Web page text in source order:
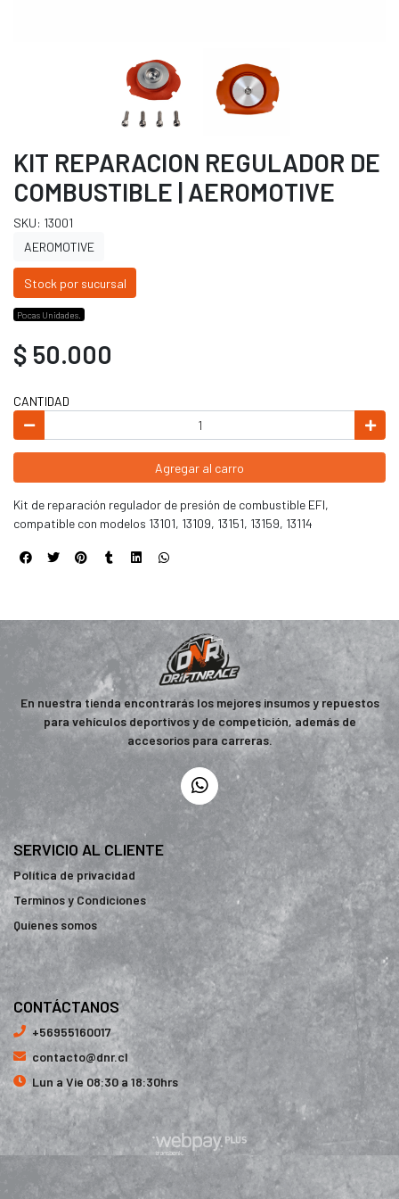
KIT REPARACION REGULADOR DE
COMBUSTIBLE | AEROMOTIVE
SKU: 13001
AEROMOTIVE
Stock por sucursal
Pocas Unidades.
$ 50.000
CANTIDAD
Agregar al carro
Kit de reparación regulador de presión de combustible EFI,
compatible con modelos 13101, 13109, 13151, 13159, 13114
En nuestra tienda encontrarás los mejores insumos y repuestos
para vehículos deportivos y de competición, además de
accesorios para carreras.
SERVICIO AL CLIENTE
Política de privacidad
Terminos y Condiciones
Quienes somos
CONTÁCTANOS
+56955160017
contacto@dnr.cl
Lun a Vie 08:30 a 18:30hrs